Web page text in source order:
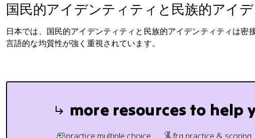
国民的アイデンティティと民族的アイ
日本では、国民的アイデンティティと民族的アイデンティティは密
言語的な均質性が強く重視されています。
more resources to help